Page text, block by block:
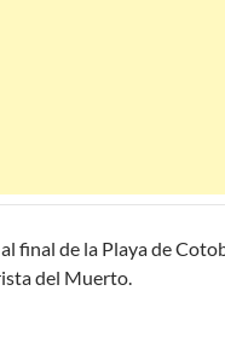
final de la Playa de
del Muerto.